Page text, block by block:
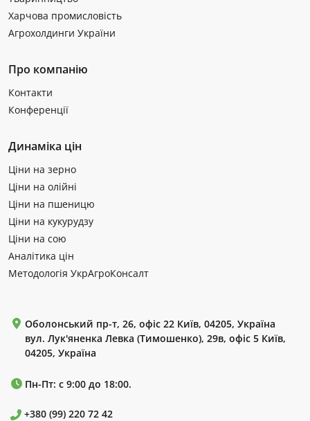
Харчова промисловість
Агрохолдинги України
Про компанію
Контакти
Конференції
Динаміка цін
Ціни на зерно
Ціни на олійні
Ціни на пшеницю
Ціни на кукурудзу
Ціни на сою
Аналітика цін
Методологія УкрАгроКонсалт
Оболонський пр-т, 26, офіс 22 Київ, 04205, Україна
вул. Лук'яненка Левка (Тимошенко), 29в, офіс 5 Київ,
04205, Україна
Пн-Пт: с 9:00 до 18:00.
+380 (99) 220 72 42